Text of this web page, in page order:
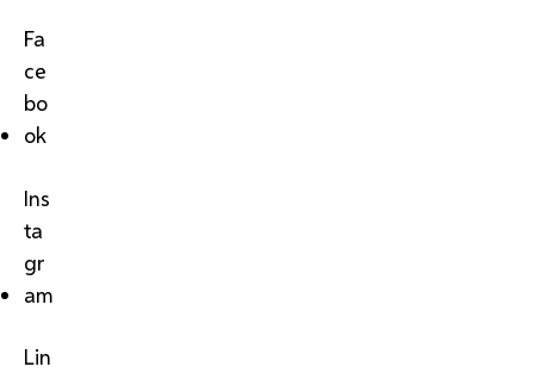
Fa
ce
bo
ok
Ins
ta
gr
am
Lin